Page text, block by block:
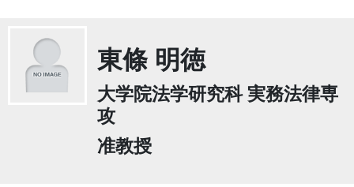
東條 明徳
大学院法学研究科 実務法律専
攻
准教授